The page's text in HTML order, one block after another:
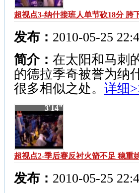
超视点3-纳什接班人单节砍18分 胯
发布： 2010-05-25
简介： 在太阳和马刺
的德拉季奇被誉为纳
很多相似之处。 详细
3'14"
超视点2-季后赛反衬火箭不足 稳重
发布： 2010-05-25